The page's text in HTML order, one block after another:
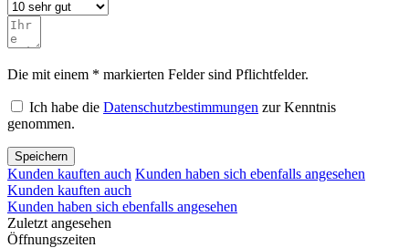
Die mit einem * markierten Felder sind Pflichtfelder.
Ich habe die Datenschutzbestimmungen zur Kenntnis
genommen.
Speichern
Kunden kauften auch Kunden haben sich ebenfalls angesehen
Kunden kauften auch
Kunden haben sich ebenfalls angesehen
Zuletzt angesehen
Öffnungszeiten